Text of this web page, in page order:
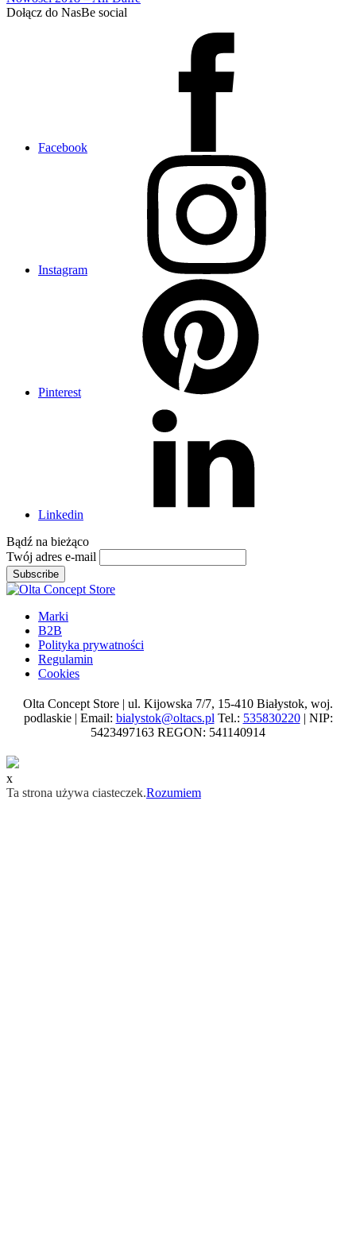
Dołącz do NasBe social
Facebook
Instagram
Pinterest
Linkedin
Bądź na bieżąco
Twój adres e-mail
Subscribe
Marki
B2B
Polityka prywatności
Regulamin
Cookies
Olta Concept Store | ul. Kijowska 7/7, 15-410 Białystok, woj.
podlaskie | Email: bialystok@oltacs.plTel.: 535830220| NIP:
5423497163 REGON: 541140914
x
Ta strona używa ciasteczek.Rozumiem